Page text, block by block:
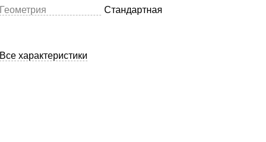
Геометрия
Стандартная
Все характеристики